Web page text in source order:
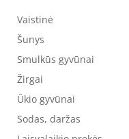
Vaistinė
Šunys
Smulkūs gyvūnai
Žirgai
Ūkio gyvūnai
Sodas, daržas